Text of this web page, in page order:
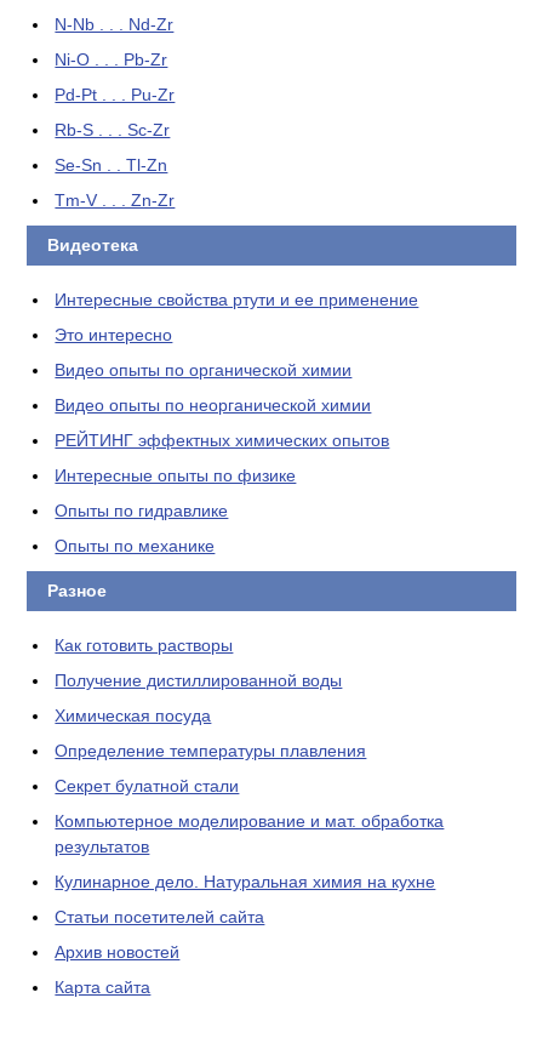
N-Nb . . . Nd-Zr
Ni-O . . . Pb-Zr
Pd-Pt . . . Pu-Zr
Rb-S . . . Sc-Zr
Se-Sn . . Tl-Zn
Tm-V . . . Zn-Zr
Видеотека
Интересные свойства ртути и ее применение
Это интересно
Видео опыты по органической химии
Видео опыты по неорганической химии
РЕЙТИНГ эффектных химических опытов
Интересные опыты по физике
Опыты по гидравлике
Опыты по механике
Разное
Как готовить растворы
Получение дистиллированной воды
Химическая посуда
Определение температуры плавления
Секрет булатной стали
Компьютерное моделирование и мат. обработка
результатов
Кулинарное дело. Натуральная химия на кухне
Статьи посетителей сайта
Архив новостей
Карта сайта